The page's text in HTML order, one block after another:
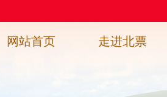
网站首页 走进北票